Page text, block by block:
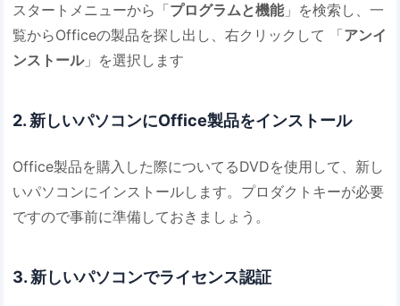
スタートメニューから「プログラムと機能」を検索し、一
覧からOfficeの製品を探し出し、右クリックして 「アンイ
ンストール」を選択します
2. 新しいパソコンにOffice製品をインストール
Office製品を購入した際についてるDVDを使用して、新し
いパソコンにインストールします。プロダクトキーが必要
ですので事前に準備しておきましょう。
3. 新しいパソコンでライセンス認証